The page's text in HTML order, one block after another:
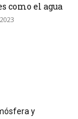
como el agua
y